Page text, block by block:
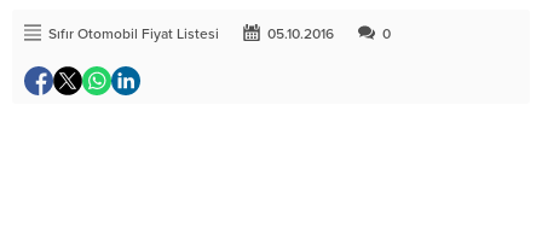
Sıfır Otomobil Fiyat Listesi 05.10.2016 0